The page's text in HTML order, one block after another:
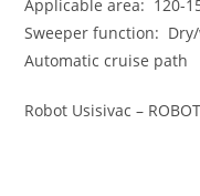
Applicable area: 120-
Sweeper function:
Automatic cruise path
Robot Usisivac –